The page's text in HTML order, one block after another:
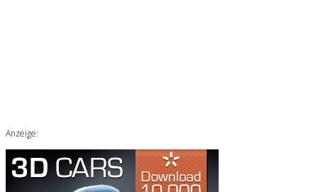
Anzeige: